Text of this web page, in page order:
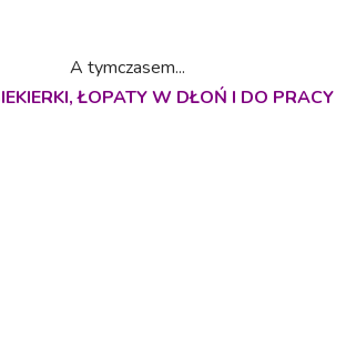
A tymczasem...
ŁOPATY W DŁOŃ I DO PRACY